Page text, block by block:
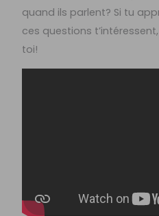
quand ils parlent? Si tu
ces questions
toi!